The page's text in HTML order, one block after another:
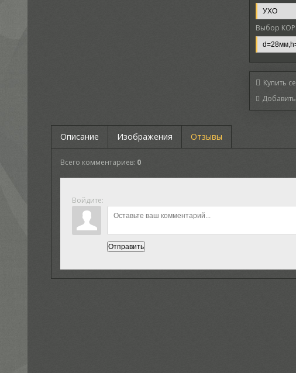
Выбор
Купить
Описание Изображения Отзывы
Всего комментариев: 0
Войдите:
Отправить